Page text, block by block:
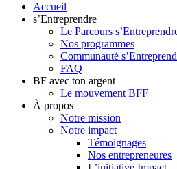
Accueil
s’Entreprendre
Le Parcours
Nos programmes
Communauté
FAQ
BF avec ton argent
Le mouvement BFF
À propos
Notre mission
Notre impact
Témoignages
Nos entrepreneures